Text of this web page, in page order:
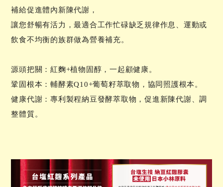
補給促進體內新陳代謝，
讓您舒暢有活力，最適合工作忙碌缺乏規律作息、運動或
飲食不均衡的族群做為營養補充。
源頭把關：紅麴+植物固醇，一起顧健康。
鞏固根本：輔酵素Q10+葡萄籽萃取物，協同照護根本。
健康代謝：專利製程納豆發酵萃取物，促進新陳代謝、調
整體質。